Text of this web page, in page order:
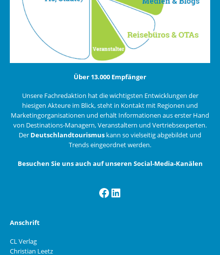
Über 13.000 Empfänger
Unsere Fachredaktion hat die wichtigsten Entwicklungen der
hiesigen Akteure im Blick, steht in Kontakt mit Regionen und
Marketingorganisationen und erhält Informationen aus erster Hand
von Destinations-Managern, Veranstaltern und Vertriebsexperten.
Der Deutschlandtourismus kann so vielseitig abgebildet und
Trends eingeordnet werden.
Besuchen Sie uns auch auf unseren Social-Media-Kanälen
Facebook
LinkedIn
Anschrift
CL Verlag
Christian Leetz